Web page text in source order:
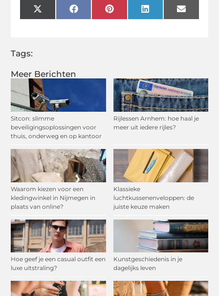
Meer Berichten
Sitcon: slimme
beveiligingsoplossingen voor
thuis, onderweg en op kantoor
Rijlessen Arnhem: hoe haal je
meer uit iedere rijles?
Waarom kiezen voor een
kledingwinkel in Nijmegen in
plaats van online?
Klassieke
luchtkussenenveloppen: de
juiste keuze maken
Hoe geef je een casual outfit een
luxe uitstraling?
Kunstgeschiedenis in je
dagelijks leven
X
(Twitter)
FacebookPinterestLinkedInEmail
Tags: